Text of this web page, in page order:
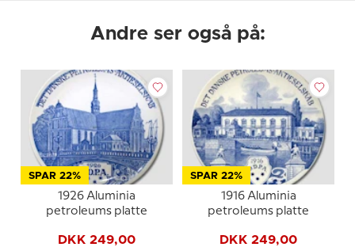
Andre ser også på:
SPAR 22%
1926 Aluminia
petroleums platte
DKK 249,00
SPAR 22%
1916 Aluminia
petroleums platte
DKK 249,00